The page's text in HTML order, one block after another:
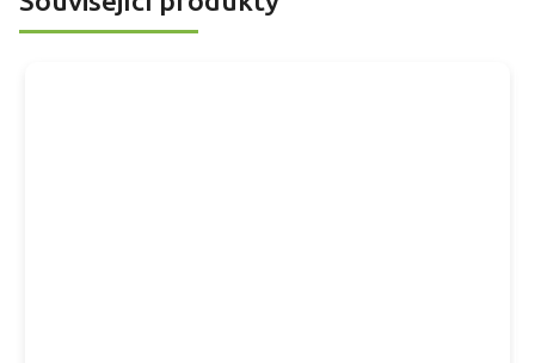
rovnoměrnou vláhou. Vyzrálé rostliny obvykle snášejí mrazy